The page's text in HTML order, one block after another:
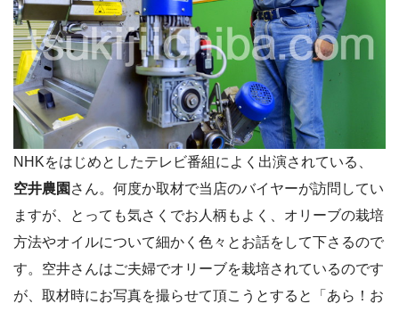
NHKをはじめとしたテレビ番組によく出演されている、
空井農園 さん。何度か取材で当店のバイヤーが訪問してい
ますが、とっても気さくでお人柄もよく、オリーブの栽培
方法やオイルについて細かく色々とお話をして下さるので
す。空井さんはご夫婦でオリーブを栽培されているのです
が、取材時にお写真を撮らせて頂こうとすると「あら！お